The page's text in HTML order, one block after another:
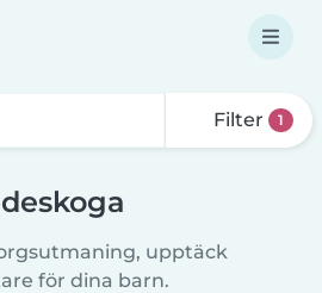
Filter 1
upptäck
för dina barn.